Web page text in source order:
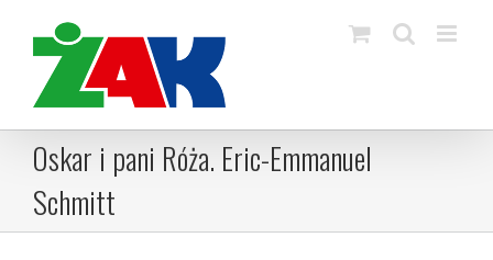
content
Oskar i pani Róża. Eric-Emmanuel
Schmitt